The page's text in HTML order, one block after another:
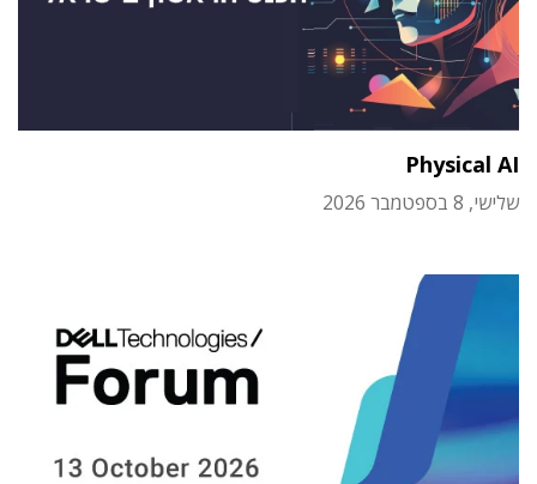
Physical AI
שלישי, 8 בספטמבר 2026